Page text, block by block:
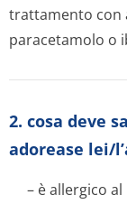
trattamento con
paracetamolo o
2. cosa deve
adorease lei/
– è allergico